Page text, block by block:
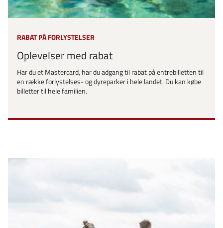
RABAT PÅ FORLYSTELSER
Oplevelser med rabat
Har du et Mastercard, har du adgang til rabat på entrebilletten til
en række forlystelses- og dyreparker i hele landet. Du kan købe
billetter til hele familien.